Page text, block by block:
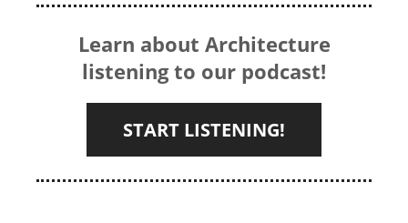
Learn about Architecture
listening to our podcast!
START LISTENING!